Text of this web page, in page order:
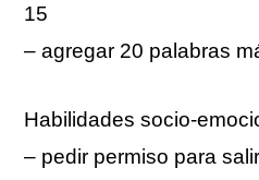
15
– agregar 20 palabras
Habilidades socio-
– pedir permiso para